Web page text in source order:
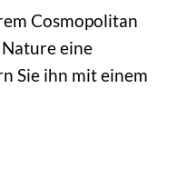
Cosmopolitan
eine
Sie ihn mit einem